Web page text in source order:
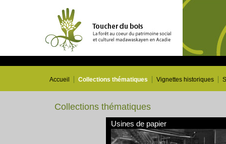
Accueil Collections thématiques Vignettes historiques
Collections thématiques
Usines de papier